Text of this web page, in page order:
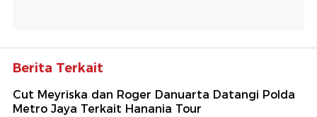
Berita Terkait
Cut Meyriska dan Roger Danuarta Datangi Polda
Metro Jaya Terkait Hanania Tour